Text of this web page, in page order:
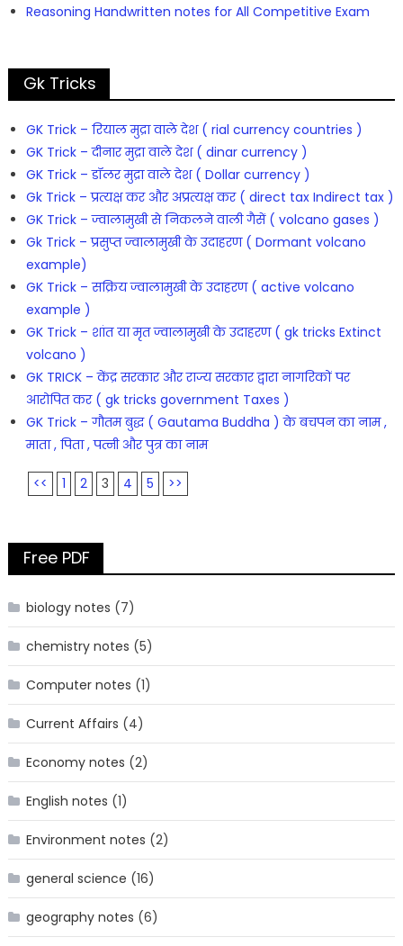
Reasoning Handwritten notes for All Competitive Exam
Gk Tricks
GK Trick – रियाल मुद्रा वाले देश ( rial currency countries )
GK Trick – दीनार मुद्रा वाले देश ( dinar currency )
GK Trick – डॉलर मुद्रा वाले देश ( Dollar currency )
Gk Trick – प्रत्यक्ष कर और अप्रत्यक्ष कर ( direct tax Indirect tax )
GK Trick – ज्वालामुखी से निकलने वाली गैसें ( volcano gases )
Gk Trick – प्रसुप्त ज्वालामुखी के उदाहरण ( Dormant volcano
example)
GK Trick – सक्रिय ज्वालामुखी के उदाहरण ( active volcano
example )
GK Trick – शांत या मृत ज्वालामुखी के उदाहरण ( gk tricks Extinct
volcano )
GK TRICK – केंद्र सरकार और राज्य सरकार द्वारा नागरिकों पर
आरोपित कर ( gk tricks government Taxes )
GK Trick – गौतम बुद्ध ( Gautama Buddha ) के बचपन का नाम ,
माता , पिता , पत्नी और पुत्र का नाम
<< 1 2 3 4 5 >>
Free PDF
biology notes (7)
chemistry notes (5)
Computer notes (1)
Current Affairs (4)
Economy notes (2)
English notes (1)
Environment notes (2)
general science (16)
geography notes (6)